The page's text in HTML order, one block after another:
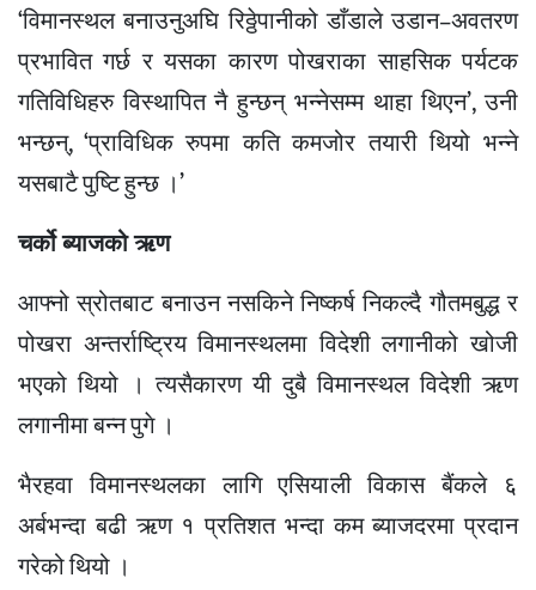
‘विमानस्थल बनाउनुअघि रिठ्ठेपानीको डाँडाले उडान–अवतरण
प्रभावित गर्छ र यसका कारण पोखराका साहसिक पर्यटक
गतिविधिहरु विस्थापित नै हुन्छन् भन्नेसम्म थाहा थिएन’, उनी
भन्छन्, ‘प्राविधिक रुपमा कति कमजोर तयारी थियो भन्ने
यसबाटै पुष्टि हुन्छ ।’
चर्को ब्याजको ऋण
आफ्नो स्रोतबाट बनाउन नसकिने निष्कर्ष निकल्दै गौतमबुद्ध र
पोखरा अन्तर्राष्ट्रिय विमानस्थलमा विदेशी लगानीको खोजी
भएको थियो । त्यसैकारण यी दुबै विमानस्थल विदेशी ऋण
लगानीमा बन्न पुगे ।
भैरहवा विमानस्थलका लागि एसियाली विकास बैंकले ६
अर्बभन्दा बढी ऋण १ प्रतिशत भन्दा कम ब्याजदरमा प्रदान
गरेको थियो ।